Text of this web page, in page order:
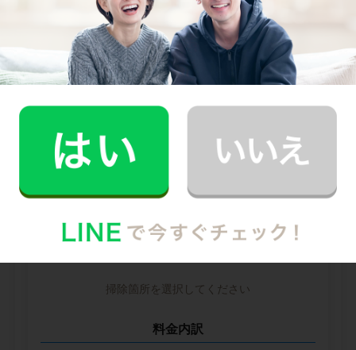
中堅CH社
--
※ 2026年2月時点の各社料金から算出
掃除箇所を選択してください
料金内訳